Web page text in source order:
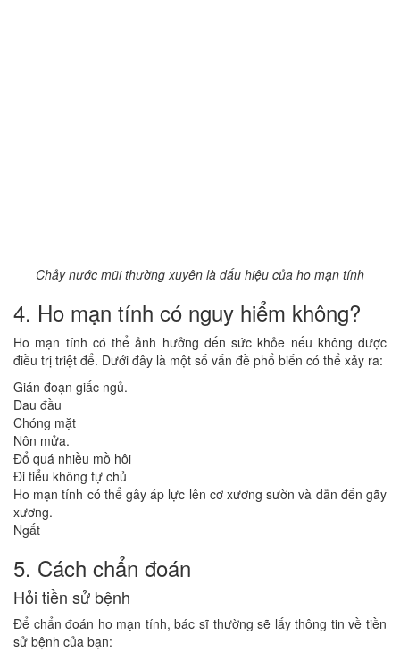
Chảy nước mũi thường xuyên là dấu hiệu của ho mạn tính
4. Ho mạn tính có nguy hiểm không?
Ho mạn tính có thể ảnh hưởng đến sức khỏe nếu không được
điều trị triệt để. Dưới đây là một số vấn đề phổ biến có thể xảy ra:
Gián đoạn giấc ngủ.
Đau đầu
Chóng mặt
Nôn mửa.
Đổ quá nhiều mồ hôi
Đi tiểu không tự chủ
Ho mạn tính có thể gây áp lực lên cơ xương sườn và dẫn đến gãy
xương.
Ngất
5. Cách chẩn đoán
Hỏi tiền sử bệnh
Để chẩn đoán ho mạn tính, bác sĩ thường sẽ lấy thông tin về tiền
sử bệnh của bạn: